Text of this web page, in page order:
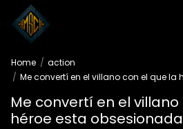
Home
action
Me convertí en el villano con el que la
Me convertí en el
héroe esta obsesionada